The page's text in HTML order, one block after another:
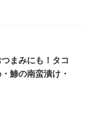
まみにも！タコ
鯵の南蛮漬け・